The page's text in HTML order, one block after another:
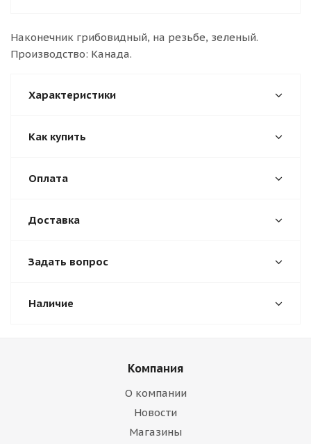
Наконечник грибовидный, на резьбе, зеленый.
Производство: Канада.
Характеристики
Как купить
Оплата
Доставка
Задать вопрос
Наличие
Компания
О компании
Новости
Магазины